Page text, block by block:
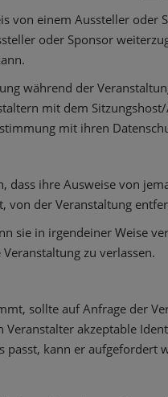
von einem Aussteller
oder Sponsor
während der
mit dem
mit ihren
dass ihre Ausweise von
von der Veranstaltung
sie in irgendeiner Weise
zu verlassen.
sollte auf Anfrage der
Veranstalter akzeptable
kann er aufgefordert